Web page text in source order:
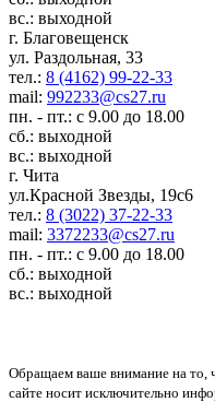
вс.: выходной
г. Благовещенск
ул. Раздольная, 33
тел.: 8 (4162) 99-22-33
mail: 992233@cs27.ru
пн. - пт.: с 9.00 до 18.00
сб.: выходной
вс.: выходной
г. Чита
ул.Красной Звезды, 19с6
тел.: 8 (3022) 37-22-33
mail: 3372233@cs27.ru
пн. - пт.: с 9.00 до 18.00
сб.: выходной
вс.: выходной
Обращаем ваше внимание на то,
сайте носит исключительно